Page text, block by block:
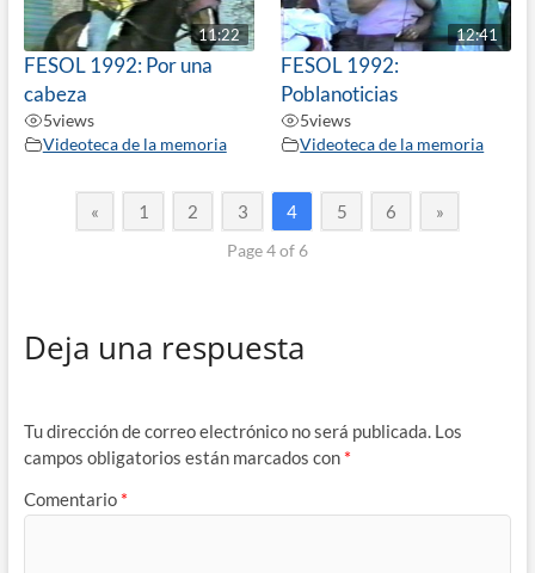
11:22
FESOL 1992: Por una
cabeza
5views
Videoteca de la memoria
12:41
FESOL 1992:
Poblanoticias
5views
Videoteca de la memoria
« 1 2 3 4 5 6 »
Page 4 of 6
Deja una respuesta
Tu dirección de correo electrónico no será publicada. Los
campos obligatorios están marcados con *
Comentario *